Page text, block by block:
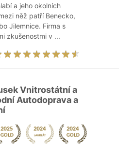
a jeho okolních
něž patří Benecko,
Jilemnice. Firma s
zkušenostmi v ...
Vnitrostátní a
Autodoprava a